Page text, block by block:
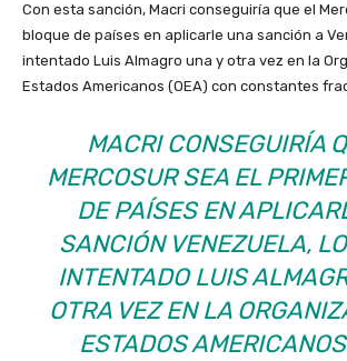
Con esta sanción, Macri conseguiría que el
bloque de países en aplicarle una sanción a
intentado Luis Almagro una y otra vez en la
Estados Americanos (OEA) con constantes
MACRI CONSEGUIRÍA
MERCOSUR SEA EL
DE PAÍSES EN
SANCIÓN VENEZUELA,
INTENTADO LUIS
OTRA VEZ EN LA
ESTADOS